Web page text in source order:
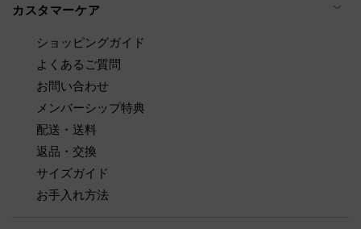
カスタマーケア
ショッピングガイド
よくあるご質問
お問い合わせ
メンバーシップ特典
配送・送料
返品・交換
サイズガイド
お手入れ方法